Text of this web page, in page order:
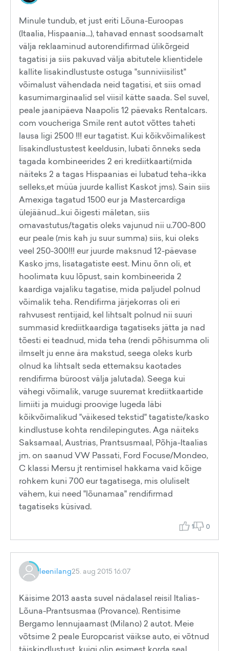
Minule tundub, et just eriti Lõuna-Euroopas
(Itaalia, Hispaania...), tahavad ennast soodsamalt
välja reklaaminud autorendifirmad ülikõrgeid
tagatisi ja siis pakuvad välja abitutele klientidele
kallite lisakindlustuste ostuga "sunniviisilist"
võimalust vähendada neid tagatisi, et siis omad
kasumimarginaalid sel viisil kätte saada. Sel suvel,
peale jaanipäeva Naapolis 12 päevaks Rentalcars.
com voucheriga Smile rent autot võttes taheti
lausa ligi 2500 !!! eur tagatist. Kui kõikvõimalikest
lisakindlustustest keeldusin, lubati õnneks seda
tagada kombineerides 2 eri krediitkaarti(mida
näiteks 2 a tagas Hispaanias ei lubatud teha-ikka
selleks,et müüa juurde kallist Kaskot jms). Sain siis
Amexiga tagatud 1500 eur ja Mastercardiga
ülejäänud...kui õigesti mäletan, siis
omavastutus/tagatis oleks vajunud nii u.700-800
eur peale (mis kah ju suur summa) siis, kui oleks
veel 250-300!!! eur juurde maksnud 12-päevase
Kasko jms, lisatagatiste eest. Minu õnn oli, et
hoolimata kuu lõpust, sain kombineerida 2
kaardiga vajaliku tagatise, mida paljudel polnud
võimalik teha. Rendifirma järjekorras oli eri
rahvusest rentijaid, kel lihtsalt polnud nii suuri
summasid krediitkaardiga tagatiseks jätta ja nad
tõesti ei teadnud, mida teha (rendi põhisumma oli
ilmselt ju enne ära makstud, seega oleks kurb
olnud ka lihtsalt seda ettemaksu kaotades
rendifirma büroost välja jalutada). Seega kui
vähegi võimalik, varuge suuremat krediitkaartide
limiiti ja muidugi proovige lugeda läbi
kõikvõimalikud "väikesed tekstid" tagatiste/kasko
kindlustuse kohta rendilepingutes. Aga näiteks
Saksamaal, Austrias, Prantsusmaal, Põhja-Itaalias
jm. on saanud VW Passati, Ford Focuse/Mondeo,
C klassi Mersu jt rentimisel hakkama vaid kõige
rohkem kuni 700 eur tagatisega, mis oluliselt
vähem, kui need "lõunamaa" rendifirmad
tagatiseks küsivad.
1 0
leenilang25. aug 2015 16:07
Käisime 2013 aasta suvel nädalasel reisil Italias-
Lõuna-Prantsusmaa (Provance). Rentisime
Bergamo lennujaamast (Milano) 2 autot. Meie
võtsime 2 peale Europcarist väikse auto, ei võtnud